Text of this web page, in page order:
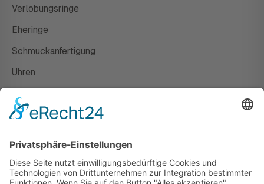
Verlobungsringe
Eheringe
Schmuckanfertigung
Uhren
Susanne Steiger
Geschäfte